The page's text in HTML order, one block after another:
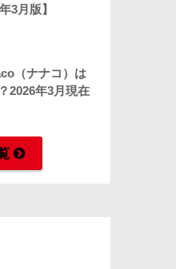
3月版】
（ナナコ）は
2026年3月現在